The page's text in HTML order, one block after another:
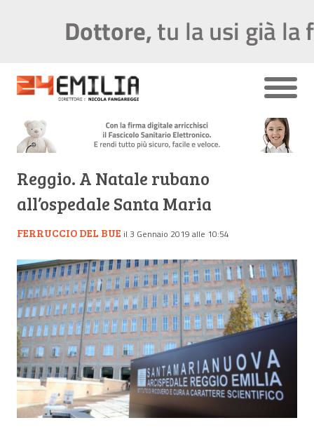
Reggio. A Natale rubano
all’ospedale Santa Maria
FERRUCCIO DEL BUE il 3 Gennaio 2019 alle 10:54